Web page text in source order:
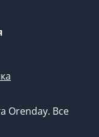
Orenday. Все